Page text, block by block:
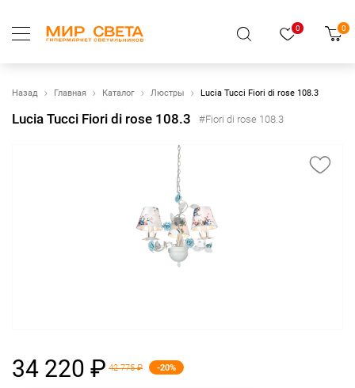
0 0
Назад Главная Каталог Люстры Lucia Tucci Fiori di rose 108.3
Lucia Tucci Fiori di rose 108.3 #Fiori di rose 108.3
34 220 ₽ 42 775 ₽ -20%